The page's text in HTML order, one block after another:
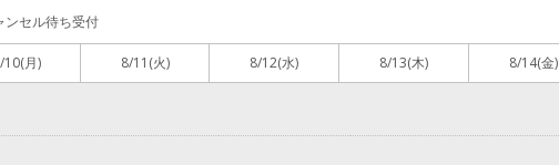
ンセル待ち受付
10(月) 8/11 (火) 8/12(水) 8/13(木) 8/14(金)